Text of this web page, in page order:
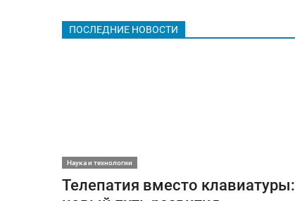
ПОСЛЕДНИЕ НОВОСТИ
Наука и технологии
Телепатия вместо клавиатуры: